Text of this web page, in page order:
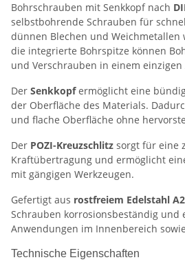
Bohrschrauben mit Senkkopf nach
selbstbohrende Schrauben für
dünnen Blechen und Weichmetallen
die integrierte Bohrspitze können
und Verschrauben in einem
Der Senkkopfermöglicht eine
der Oberfläche des Materials.
und flache Oberfläche ohne
Der POZI-Kreuzschlitz sorgt für eine
Kraftübertragung und ermöglicht
mit gängigen Werkzeugen.
Gefertigt aus rostfreiem Edelstahl
Schrauben korrosionsbeständig und
Anwendungen im Innenbereich
Technische Eigenschaften